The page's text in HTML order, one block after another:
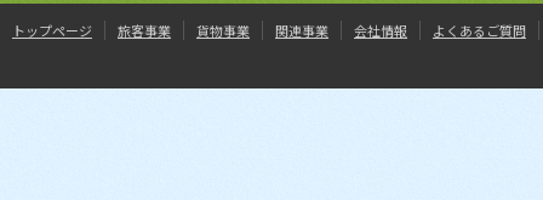
トップページ 旅客事業 貨物事業 関連事業 会社情報 よくあるご質問